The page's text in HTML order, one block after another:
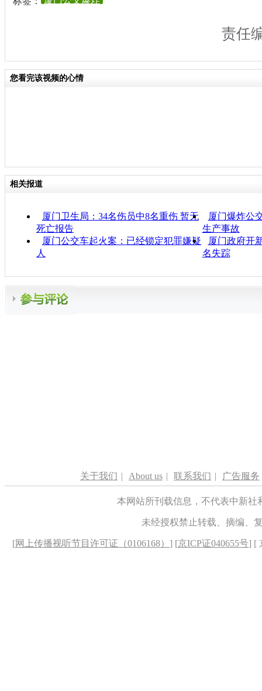
责任
您看完该视频的心情
相关报道
厦门卫生局：34名伤员中8名重伤 暂无
死亡报告
厦门爆炸公
生产事故
厦门公交车起火案：已经锁定犯罪嫌疑
人
厦门政府开
名失踪
关于我们 | About us | 联系我们 | 广告服务
本网站所刊载信息，不代表中新
未经授权禁止转载、摘编、
[网上传播视听节目许可证（0106168） ] [京ICP证040655号] [